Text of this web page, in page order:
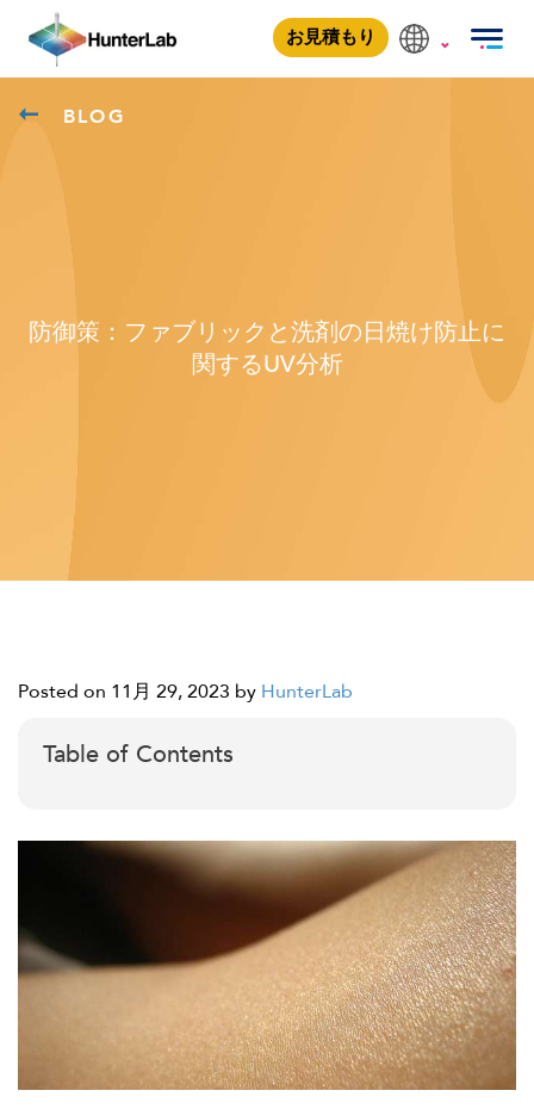
お見積もり
BLOG
防御策：ファブリックと洗剤の日焼け防止に
関するUV分析
Posted on 11月 29, 2023 by HunterLab
Table of Contents